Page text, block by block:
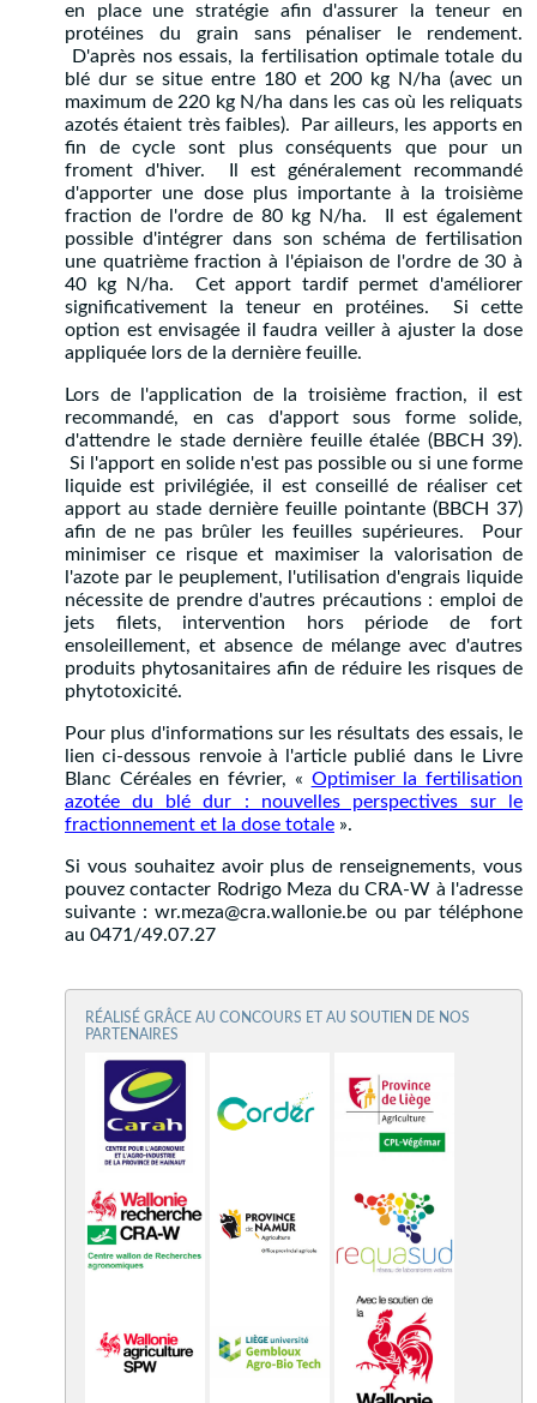
en place une stratégie afin d'assurer la teneur en
protéines du grain sans pénaliser le rendement.
D'après nos essais, la fertilisation optimale totale du
blé dur se situe entre 180 et 200 kg N/ha (avec un
maximum de 220 kg N/ha dans les cas où les reliquats
azotés étaient très faibles). Par ailleurs, les apports en
fin de cycle sont plus conséquents que pour un
froment d'hiver. Il est généralement recommandé
d'apporter une dose plus importante à la troisième
fraction de l'ordre de 80 kg N/ha. Il est également
possible d'intégrer dans son schéma de fertilisation
une quatrième fraction à l'épiaison de l'ordre de 30 à
40 kg N/ha. Cet apport tardif permet d'améliorer
significativement la teneur en protéines. Si cette
option est envisagée il faudra veiller à ajuster la dose
appliquée lors de la dernière feuille.
Lors de l'application de la troisième fraction, il est
recommandé, en cas d'apport sous forme solide,
d'attendre le stade dernière feuille étalée (BBCH 39).
Si l'apport en solide n'est pas possible ou si une forme
liquide est privilégiée, il est conseillé de réaliser cet
apport au stade dernière feuille pointante (BBCH 37)
afin de ne pas brûler les feuilles supérieures. Pour
minimiser ce risque et maximiser la valorisation de
l'azote par le peuplement, l'utilisation d'engrais liquide
nécessite de prendre d'autres précautions : emploi de
jets filets, intervention hors période de fort
ensoleillement, et absence de mélange avec d'autres
produits phytosanitaires afin de réduire les risques de
phytotoxicité.
Pour plus d'informations sur les résultats des essais, le
lien ci-dessous renvoie à l'article publié dans le Livre
Blanc Céréales en février, « Optimiser la fertilisation
azotée du blé dur : nouvelles perspectives sur le
fractionnement et la dose totale ».
Si vous souhaitez avoir plus de renseignements, vous
pouvez contacter Rodrigo Meza du CRA-W à l'adresse
suivante : wr.meza@cra.wallonie.be ou par téléphone
au 0471/49.07.27
RÉALISÉ GRÂCE AU CONCOURS ET AU SOUTIEN DE NOS
PARTENAIRES